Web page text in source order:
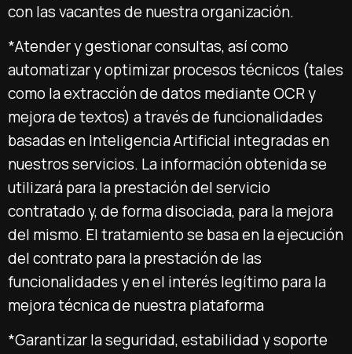
con las vacantes de nuestra organización.
*Atender y gestionar consultas, así como
automatizar y optimizar procesos técnicos (tales
como la extracción de datos mediante OCR y
mejora de textos) a través de funcionalidades
basadas en Inteligencia Artificial integradas en
nuestros servicios. La información obtenida se
utilizará para la prestación del servicio
contratado y, de forma disociada, para la mejora
del mismo. El tratamiento se basa en la ejecución
del contrato para la prestación de las
funcionalidades y en el interés legítimo para la
mejora técnica de nuestra plataforma
*Garantizar la seguridad, estabilidad y soporte